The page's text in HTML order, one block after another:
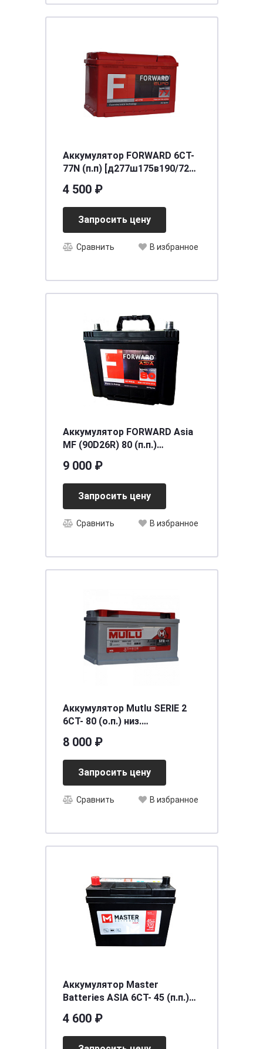
Аккумулятор FORWARD 6СТ-
77N (п.п) [д277ш175в190/720]
4 500 ₽
Запросить цену
Сравнить В избранное
Аккумулятор FORWARD Asia
MF (90D26R) 80 (п.п.)
[д260ш173в225/650]
9 000 ₽
Запросить цену
Сравнить В избранное
Аккумулятор Mutlu SERIE 2
6CT- 80 (о.п.) низ.
необслуживаемый
[д315ш175в175/620]
8 000 ₽
Запросить цену
Сравнить В избранное
Аккумулятор Master
Batteries ASIA 6СТ- 45 (п.п.)
[д238ш129в227/370SAE] [B24]
4 600 ₽